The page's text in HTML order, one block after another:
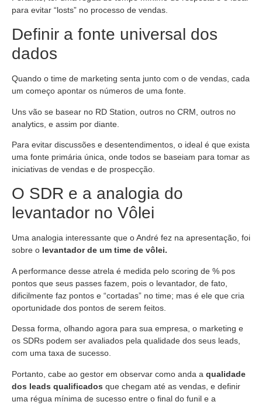
para evitar “losts” no processo de vendas.
Definir a fonte universal dos
dados
Quando o time de marketing senta junto com o de vendas, cada
um começo apontar os números de uma fonte.
Uns vão se basear no RD Station, outros no CRM, outros no
analytics, e assim por diante.
Para evitar discussões e desentendimentos, o ideal é que exista
uma fonte primária única, onde todos se baseiam para tomar as
iniciativas de vendas e de prospecção.
O SDR e a analogia do
levantador no Vôlei
Uma analogia interessante que o André fez na apresentação, foi
sobre o levantador de um time de vôlei.
A performance desse atrela é medida pelo scoring de % pos
pontos que seus passes fazem, pois o levantador, de fato,
dificilmente faz pontos e “cortadas” no time; mas é ele que cria
oportunidade dos pontos de serem feitos.
Dessa forma, olhando agora para sua empresa, o marketing e
os SDRs podem ser avaliados pela qualidade dos seus leads,
com uma taxa de sucesso.
Portanto, cabe ao gestor em observar como anda a qualidade
dos leads qualificados que chegam até as vendas, e definir
uma régua mínima de sucesso entre o final do funil e a